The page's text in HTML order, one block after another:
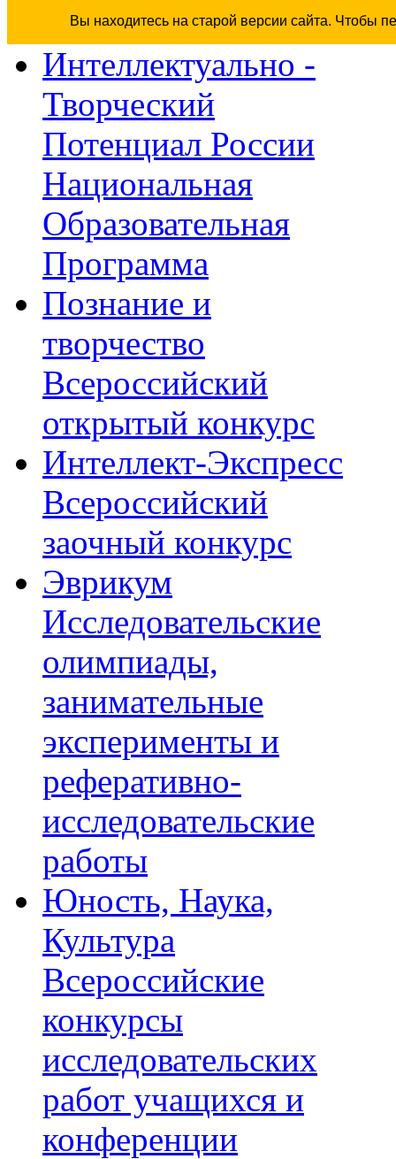
Вы находитесь на старой версии сайта. Чтобы
Интеллектуально -
Творческий
Потенциал России
Национальная
Образовательная
Программа
Познание и
творчество
Всероссийский
открытый конкурс
Интеллект-Экспресс
Всероссийский
заочный конкурс
Эврикум
Исследовательские
олимпиады,
занимательные
эксперименты и
реферативно-
исследовательские
работы
Юность, Наука,
Культура
Всероссийские
конкурсы
исследовательских
работ учащихся и
конференции